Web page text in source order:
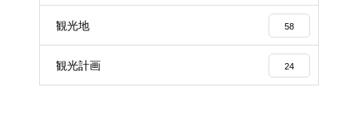
観光地 58
観光計画 24